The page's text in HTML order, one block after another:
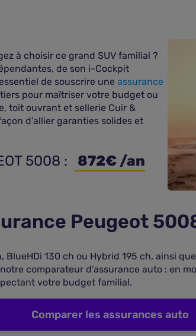
à choisir ce grand SUV familial ?
de son i-Cockpit
de souscrire une assurance
pour maîtriser votre budget ou
toit ouvrant et sellerie Cuir &
d’allier garanties solides et
5008 : 872€ /an
Peugeot
BlueHDi 130 ch ou Hybrid 195 ch, ainsi
comparateur d’assurance auto : en
votre budget familial.
Comparer les assurances auto